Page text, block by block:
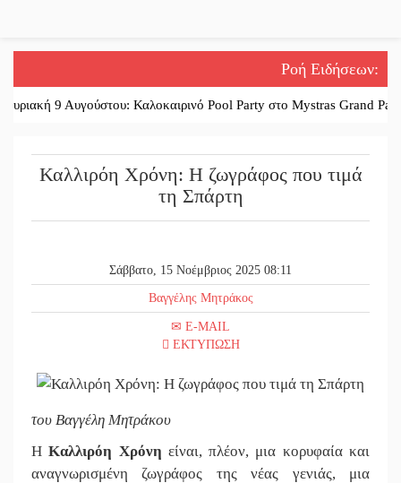
Ροή Ειδήσεων:
9 Αυγούστου: Καλοκαιρινό Pool Party στο Mystras Grand Palace
Καλλιρόη Χρόνη: Η ζωγράφος που τιμά
τη Σπάρτη
Σάββατο, 15 Νοέμβριος 2025 08:11
Βαγγέλης Μητράκος
E-MAIL
ΕΚΤΥΠΩΣΗ
του Βαγγέλη Μητράκου
ΗΚαλλιρόη Χρόνη είναι, πλέον, μια κορυφαία και
αναγνωρισμένη ζωγράφος της νέας γενιάς, μια